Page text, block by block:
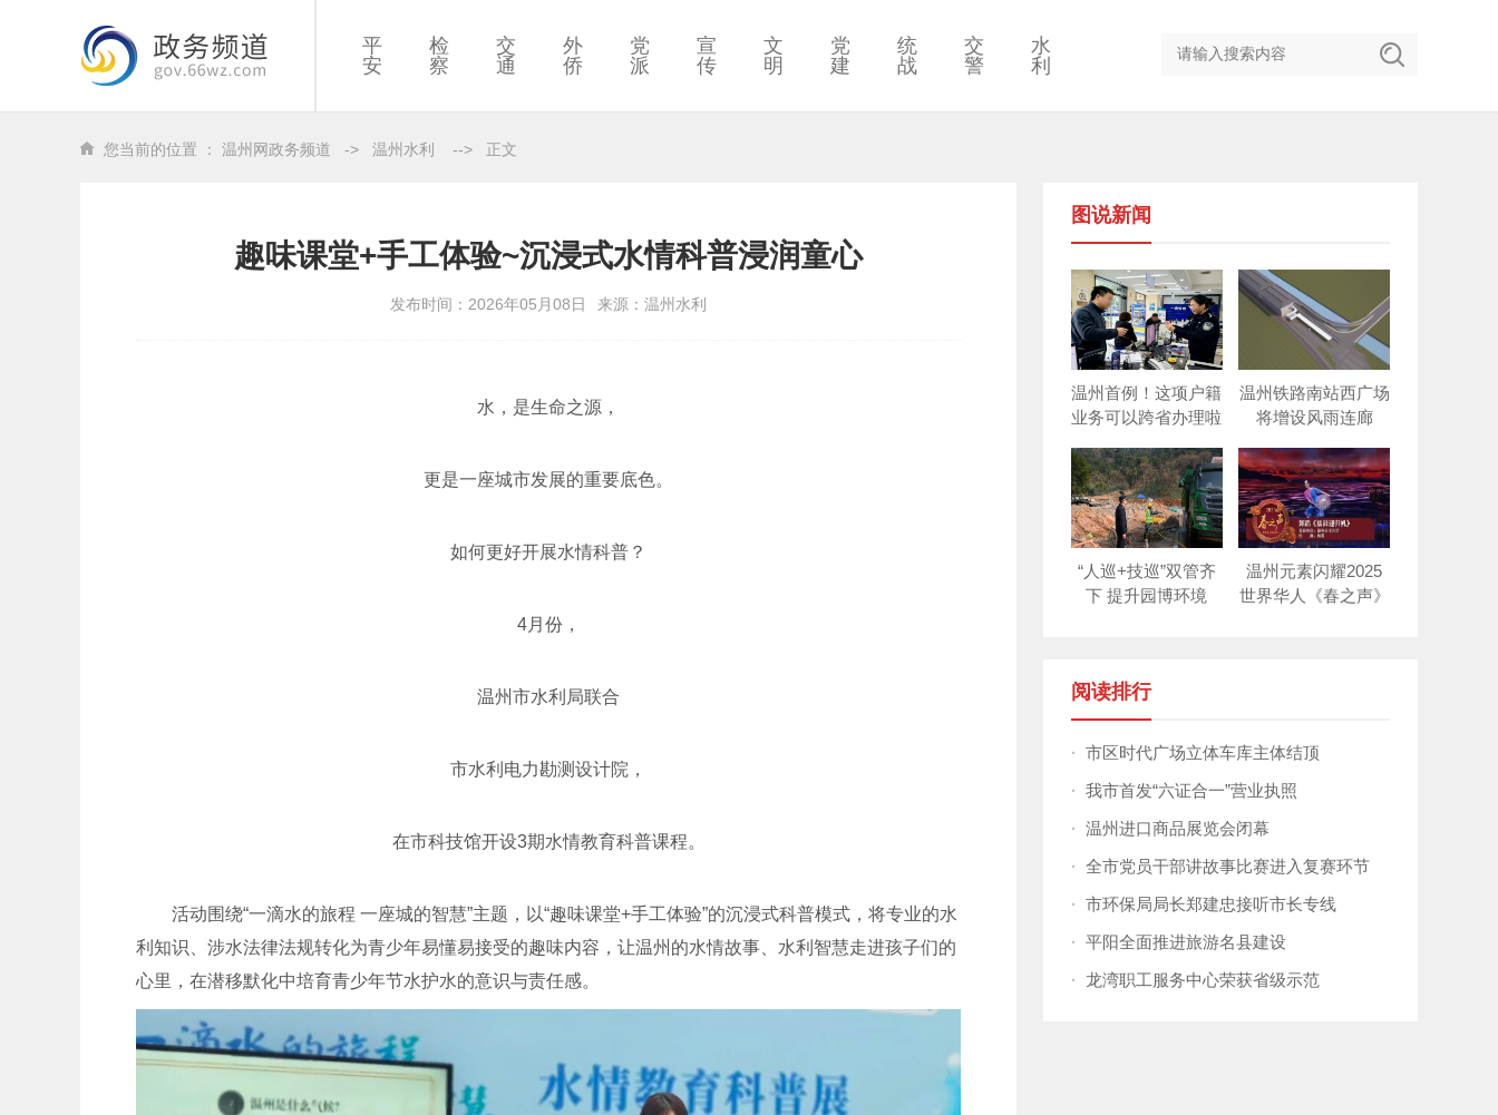
平
安
检
察
交
通
外
侨
党
派
宣
传
文
明
党
建
统
战
交
警
水
利
您当前的位置 ： 温州网政务频道 -> 温州水利 --> 正文
趣味课堂+手工体验~沉浸式水情科普浸润童心
发布时间：2026年05月08日 来源：温州水利
水，是生命之源，
更是一座城市发展的重要底色。
如何更好开展水情科普？
4月份，
温州市水利局联合
市水利电力勘测设计院，
在市科技馆开设3期水情教育科普课程。
活动围绕“一滴水的旅程 一座城的智慧”主题，以“趣味课堂+手工体验”的沉浸式科普模式，将专业的水
利知识、涉水法律法规转化为青少年易懂易接受的趣味内容，让温州的水情故事、水利智慧走进孩子们的
心里，在潜移默化中培育青少年节水护水的意识与责任感。
图说新闻
温州首例！这项户籍
业务可以跨省办理啦
温州铁路南站西广场
将增设风雨连廊
“人巡+技巡”双管齐
下 提升园博环境
温州元素闪耀2025
世界华人《春之声》
阅读排行
· 市区时代广场立体车库主体结顶
· 我市首发“六证合一”营业执照
· 温州进口商品展览会闭幕
· 全市党员干部讲故事比赛进入复赛环节
· 市环保局局长郑建忠接听市长专线
· 平阳全面推进旅游名县建设
· 龙湾职工服务中心荣获省级示范